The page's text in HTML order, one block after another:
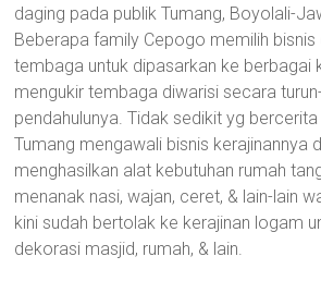
daging pada publik Tumang, Boyolali-
Beberapa family Cepogo memilih bisnis
tembaga untuk dipasarkan ke berbagai
mengukir tembaga diwarisi secara
pendahulunya. Tidak sedikit yg
Tumang mengawali bisnis kerajinannya
menghasilkan alat kebutuhan rumah
menanak nasi, wajan, ceret, & lain-lain
kini sudah bertolak ke kerajinan logam
dekorasi masjid, rumah, & lain.